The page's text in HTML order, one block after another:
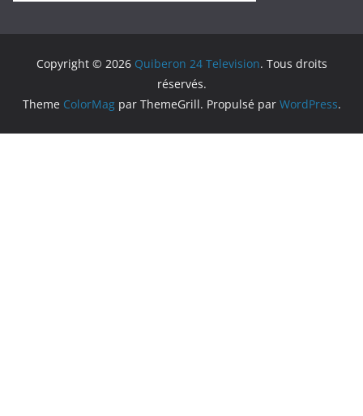
Copyright © 2026 Quiberon 24 Television. Tous droits
réservés.
Theme ColorMagpar ThemeGrill. Propulsé par WordPress.